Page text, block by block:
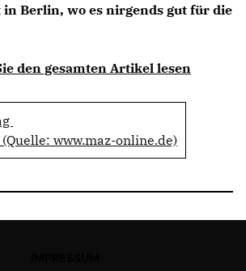
Berlin, wo es nirgends gut für die
den gesamten Artikel lesen
www.maz-online.de)